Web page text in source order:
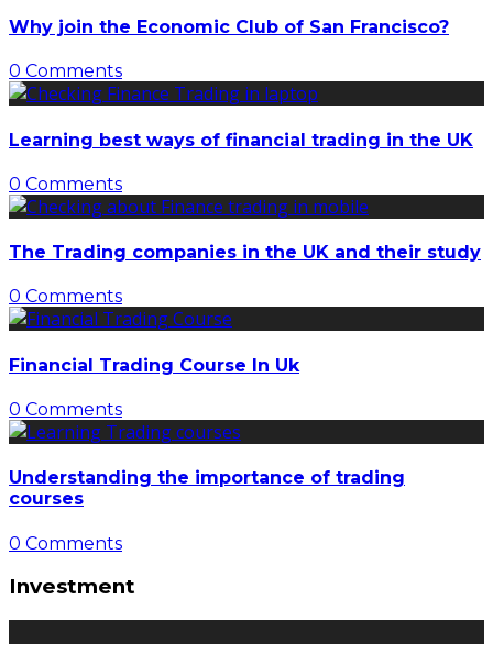
Why join the Economic Club of San Francisco?
0 Comments
Learning best ways of financial trading in the UK
0 Comments
The Trading companies in the UK and their study
0 Comments
Financial Trading Course In Uk
0 Comments
Understanding the importance of trading
courses
0 Comments
Investment